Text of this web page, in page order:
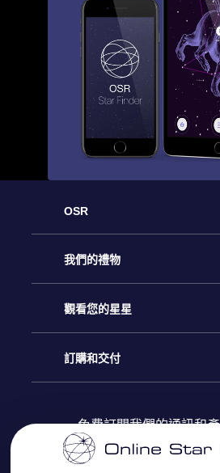
OSR
客戶服務
聯繫我們
博客
評論
我們的禮物
Online Star禮物
OSR禮物包
OSR 禮物卡
觀看您的星星
星星注册
個性化的Star Page
訂購和交付
付款資訊
免費訂閱我們的通訊和